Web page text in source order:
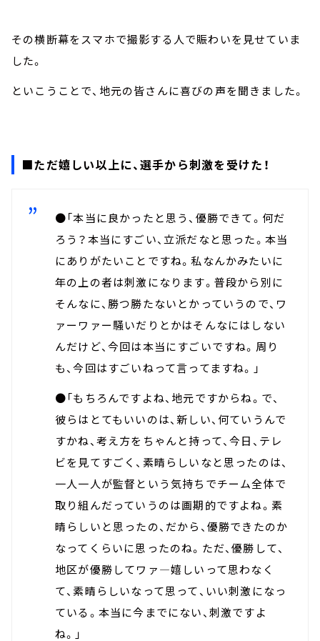
その横断幕をスマホで撮影する人で賑わいを見せていま
した。
といこうことで、地元の皆さんに喜びの声を聞きました。
■ただ嬉しい以上に、選手から刺激を受けた！
●「本当に良かったと思う、優勝できて。何だ
ろう？本当にすごい、立派だなと思った。本当
にありがたいことですね。私なんかみたいに
年の上の者は刺激になります。普段から別に
そんなに、勝つ勝たないとかっていうので、ワ
ァーワァー騒いだりとかはそんなにはしない
んだけど、今回は本当にすごいですね。周り
も、今回はすごいねって言ってますね。」
●「もちろんですよね、地元ですからね。で、
彼らはとてもいいのは、新しい、何ていうんで
すかね、考え方をちゃんと持って、今日、テレ
ビを見てすごく、素晴らしいなと思ったのは、
一人一人が監督という気持ちでチーム全体で
取り組んだっていうのは画期的ですよね。素
晴らしいと思ったの、だから、優勝できたのか
なってくらいに思ったのね。ただ、優勝して、
地区が優勝してワァ―嬉しいって思わなく
て、素晴らしいなって思って、いい刺激になっ
ている。本当に今までにない、刺激ですよ
ね。」